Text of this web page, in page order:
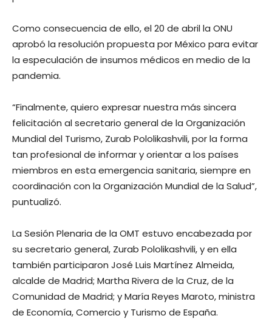
Como consecuencia de ello, el 20 de abril la ONU
aprobó la resolución propuesta por México para evitar
la especulación de insumos médicos en medio de la
pandemia.
“Finalmente, quiero expresar nuestra más sincera
felicitación al secretario general de la Organización
Mundial del Turismo, Zurab Pololikashvili, por la forma
tan profesional de informar y orientar a los países
miembros en esta emergencia sanitaria, siempre en
coordinación con la Organización Mundial de la Salud”,
puntualizó.
La Sesión Plenaria de la OMT estuvo encabezada por
su secretario general, Zurab Pololikashvili, y en ella
también participaron José Luis Martínez Almeida,
alcalde de Madrid; Martha Rivera de la Cruz, de la
Comunidad de Madrid; y María Reyes Maroto, ministra
de Economía, Comercio y Turismo de España.